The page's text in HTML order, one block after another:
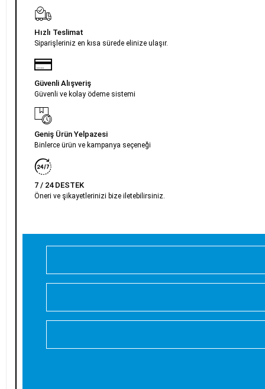
Hızlı Teslimat
Siparişleriniz en kısa sürede elinize ulaşır.
Güvenli Alışveriş
Güvenli ve kolay ödeme sistemi
Geniş Ürün Yelpazesi
Binlerce ürün ve kampanya seçeneği
7 / 24 DESTEK
Öneri ve şikayetlerinizi bize iletebilirsiniz.